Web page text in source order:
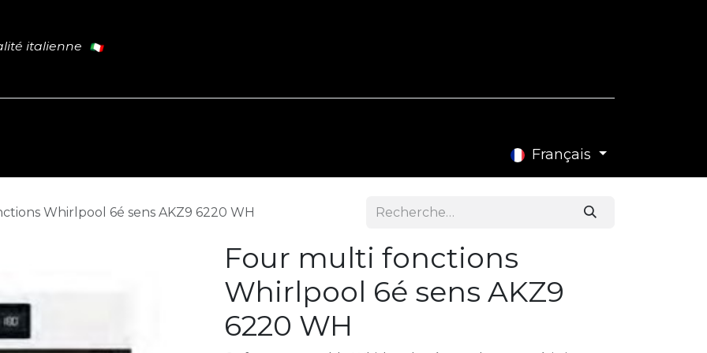
italienne
Français
Whirlpool 6é sens AKZ9 6220 WH
Four multi fonctions
Whirlpool 6é sens AKZ9
6220 WH